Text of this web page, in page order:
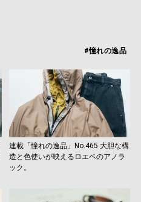
#憧れの逸品
連載「憧れの逸品」No.465 大胆な構
造と色使いが映えるロエベのアノラ
ック。